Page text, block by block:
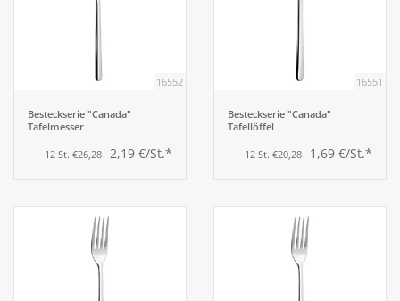
Bar
16552
Besteckserie "Canada"
Tafelmesser
12 St. €26,28 2,19 €/St.*
16551
Besteckserie "Canada"
Tafellöffel
12 St. €20,28 1,69 €/St.*